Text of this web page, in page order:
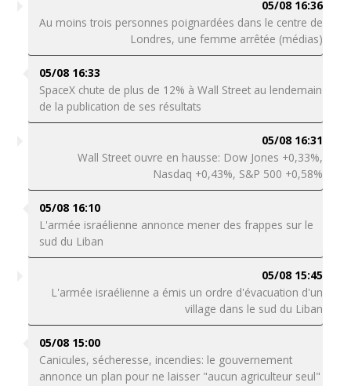
05/08 16:36
Au moins trois personnes poignardées dans le centre de
Londres, une femme arrêtée (médias)
05/08 16:33
SpaceX chute de plus de 12% à Wall Street au lendemain
de la publication de ses résultats
05/08 16:31
Wall Street ouvre en hausse: Dow Jones +0,33%,
Nasdaq +0,43%, S&P 500 +0,58%
05/08 16:10
L'armée israélienne annonce mener des frappes sur le
sud du Liban
05/08 15:45
L'armée israélienne a émis un ordre d'évacuation d'un
village dans le sud du Liban
05/08 15:00
Canicules, sécheresse, incendies: le gouvernement
annonce un plan pour ne laisser "aucun agriculteur seul"